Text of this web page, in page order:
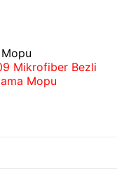
Mikrofiber Bezli
Mopu